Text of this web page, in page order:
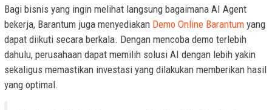
Bagi bisnis yang ingin melihat langsung bagaimana AI Agent
bekerja, Barantum juga menyediakan Demo Online Barantum yang
dapat diikuti secara berkala. Dengan mencoba demo terlebih
dahulu, perusahaan dapat memilih solusi AI dengan lebih yakin
sekaligus memastikan investasi yang dilakukan memberikan hasil
yang optimal.